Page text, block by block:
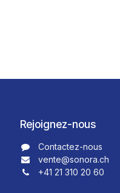
Rejoignez-nous
Contactez-nous​​
vente@sonora.ch
+41 21 310 20 60